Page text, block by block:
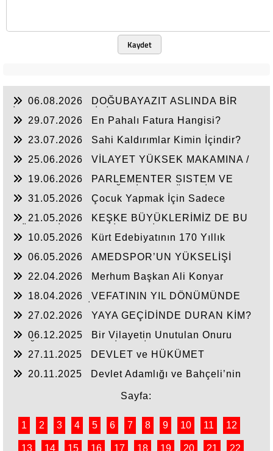
Kaydet
06.08.2026
DOĞUBAYAZIT ASLINDA BİR
29.07.2026
En Pahalı Fatura Hangisi?
23.07.2026
Sahi Kaldırımlar Kimin İçindir?
25.06.2026
VİLAYET YÜKSEK MAKAMINA /
19.06.2026
PARLEMENTER SISTEM VE
DEĞERLENDIRME
31.05.2026
Çocuk Yapmak İçin Sadece
21.05.2026
KEŞKE BÜYÜKLERİMİZ DE BU
10.05.2026
Kürt Edebiyatının 170 Yıllık
06.05.2026
AMEDSPOR’UN YÜKSELİŞİ
22.04.2026
Merhum Başkan Ali Konyar
18.04.2026
VEFATININ YIL DÖNÜMÜNDE
27.02.2026
YAYA GEÇİDİNDE DURAN KİM?
06.12.2025
Bir Vilayetin Unutulan Onuru
27.11.2025
DEVLET ve HÜKÜMET
20.11.2025
Devlet Adamlığı ve Bahçeli’nin
Sayfa:
1 2 3 4 5 6 7 8 9 10 11 12
13 14 15 16 17 18 19 20 21 22